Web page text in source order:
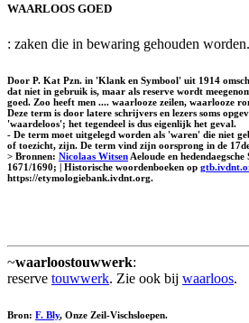
WAARLOOS GOED
: zaken die in bewaring gehouden worden.
Door P. Kat Pzn. in 'Klank en Symbool' uit 1914
dat niet in gebruik is, maar als reserve wordt
goed. Zoo heeft men .... waarlooze zeilen, waarlooze
Deze term is door latere schrijvers en lezers soms
'waardeloos'; het tegendeel is dus eigenlijk het geval.
- De term moet uitgelegd worden als 'waren' die niet
of toezicht, zijn. De term vind zijn oorsprong in de
> Bronnen: Nicolaas Witsen Aeloude en hedendaegsche
1671/1690; | Historische woordenboeken op
https://etymologiebank.ivdnt.org.
~waarloostouwwerk:
reserve touwwerk. Zie ook bij waarloos.
Bron: F. Bly, Onze Zeil-Vischsloepen.